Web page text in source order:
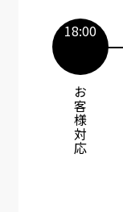
18:00
お客様対応​